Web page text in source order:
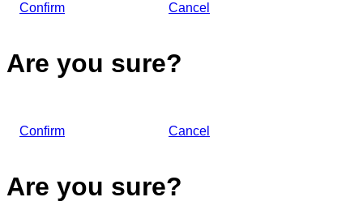
Confirm Cancel
Are you sure?
Confirm Cancel
Are you sure?